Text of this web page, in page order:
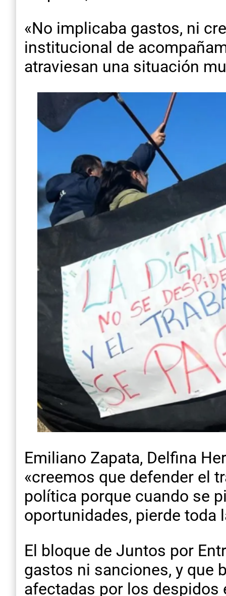
«No implicaba gastos, ni
institucional de
atraviesan una situación
Emiliano Zapata, Delfina
«creemos que defender el
política porque cuando se
oportunidades, pierde toda
El bloque de Juntos por
gastos ni sanciones, y que
afectadas por los despidos